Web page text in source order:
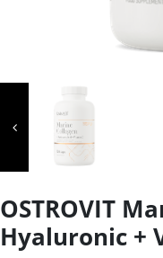
OSTROVIT
Hyaluronic +